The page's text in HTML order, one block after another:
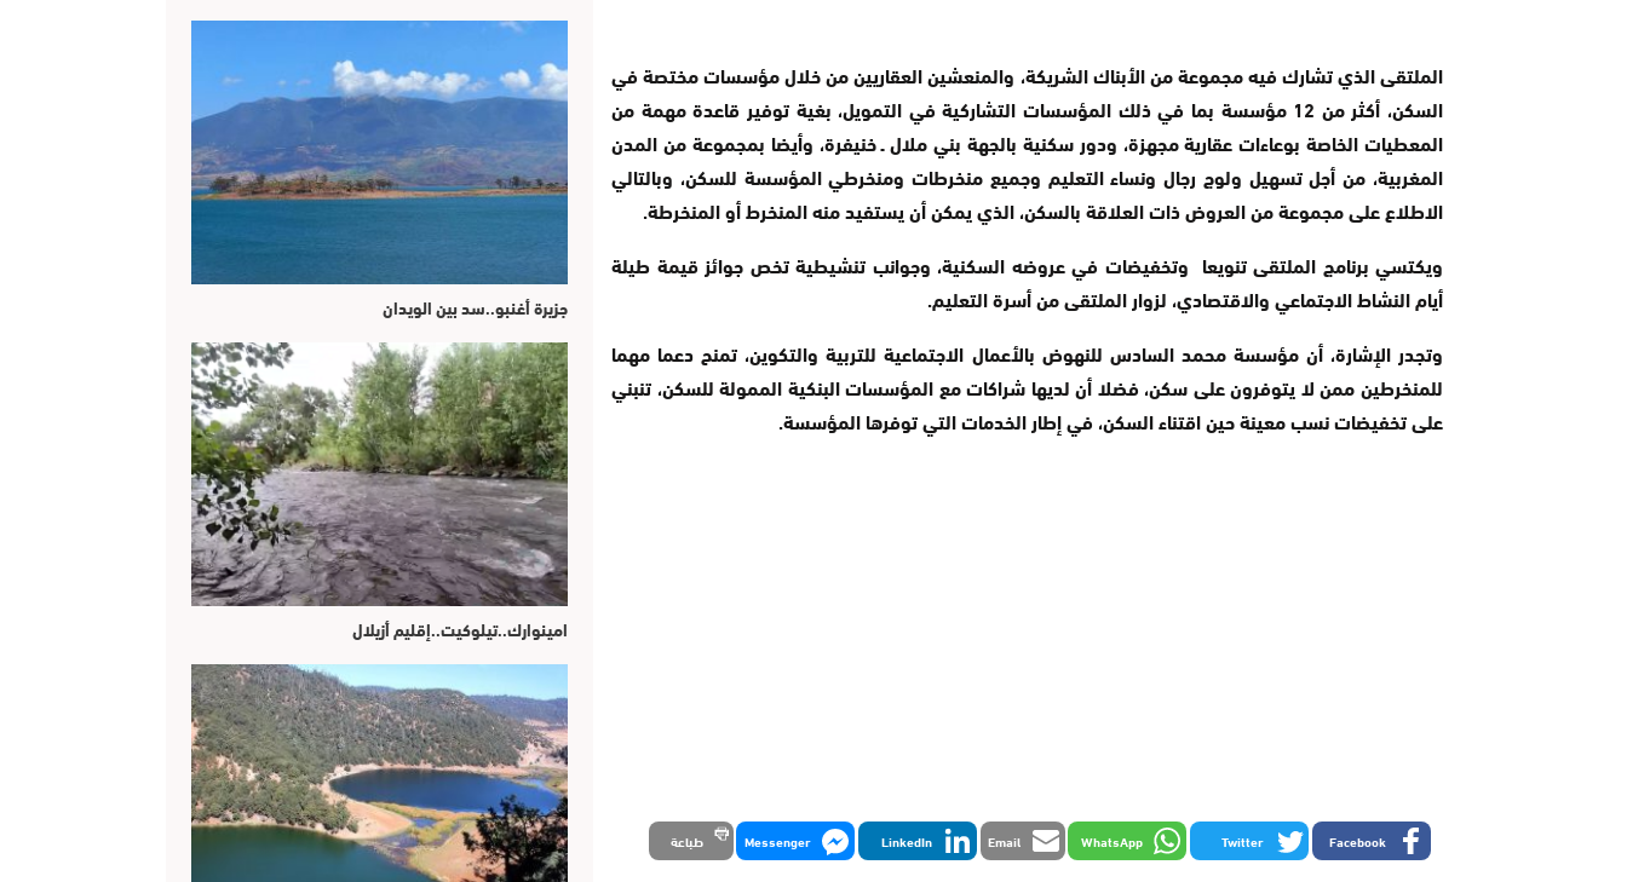
الملتقى الذي تشارك فيه مجموعة من الأبناك الشريكة، والمنعشين العقاريين من خلال مؤسسات مختصة في
السكن، أكثر من 12 مؤسسة بما في ذلك المؤسسات التشاركية في التمويل، بغية توفير قاعدة مهمة من
المعطيات الخاصة بوعاءات عقارية مجهزة، ودور سكنية بالجهة بني ملال ـ خنيفرة، وأيضا بمجموعة من المدن
المغربية، من أجل تسهيل ولوج رجال ونساء التعليم وجميع منخرطات ومنخرطي المؤسسة للسكن، وبالتالي
الاطلاع على مجموعة من العروض ذات العلاقة بالسكن، الذي يمكن أن يستفيد منه المنخرط أو المنخرطة.
ويكتسي برنامج الملتقى تنويعا وتخفيضات في عروضه السكنية، وجوانب تنشيطية تخص جوائز قيمة طيلة
أيام النشاط الاجتماعي والاقتصادي، لزوار الملتقى من أسرة التعليم.
وتجدر الإشارة، أن مؤسسة محمد السادس للنهوض بالأعمال الاجتماعية للتربية والتكوين، تمنح دعما مهما
للمنخرطين ممن لا يتوفرون على سكن، فضلا أن لديها شراكات مع المؤسسات البنكية الممولة للسكن، تنبني
على تخفيضات نسب معينة حين اقتناء السكن، في إطار الخدمات التي توفرها المؤسسة.
Facebook
Twitter
WhatsApp
Email
LinkedIn
Messenger طباعة
جزيرة أغنبو..سد بين الويدان
امينوارك..تيلوكيت..إقليم أزيلال